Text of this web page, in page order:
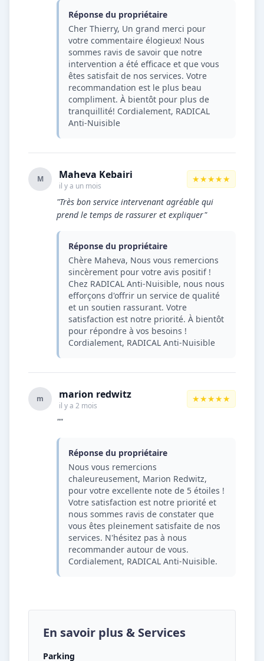
Réponse du propriétaire
Cher Thierry, Un grand merci pour
votre commentaire élogieux! Nous
sommes ravis de savoir que notre
intervention a été efficace et que vous
êtes satisfait de nos services. Votre
recommandation est le plus beau
compliment. À bientôt pour plus de
tranquillité! Cordialement, RADICAL
Anti-Nuisible
M Maheva Kebairi
il y a un mois
★★★★★
"Très bon service intervenant agréable qui
prend le temps de rassurer et expliquer"
Réponse du propriétaire
Chère Maheva, Nous vous remercions
sincèrement pour votre avis positif !
Chez RADICAL Anti-Nuisible, nous nous
efforçons d'offrir un service de qualité
et un soutien rassurant. Votre
satisfaction est notre priorité. À bientôt
pour répondre à vos besoins !
Cordialement, RADICAL Anti-Nuisible
m marion redwitz
il y a 2 mois
★★★★★
""
Réponse du propriétaire
Nous vous remercions
chaleureusement, Marion Redwitz,
pour votre excellente note de 5 étoiles !
Votre satisfaction est notre priorité et
nous sommes ravis de constater que
vous êtes pleinement satisfaite de nos
services. N'hésitez pas à nous
recommander autour de vous.
Cordialement, RADICAL Anti-Nuisible.
En savoir plus & Services
Parking